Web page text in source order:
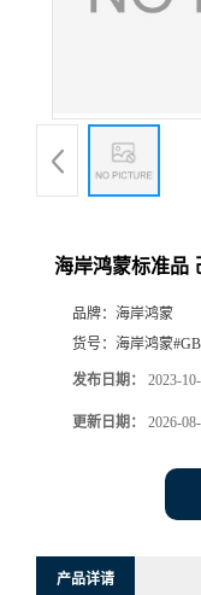
海岸鸿蒙标准品
品牌： 海岸鸿蒙
货号： 海岸鸿蒙
发布日期： 2023-
更新日期： 2026-
产品详请